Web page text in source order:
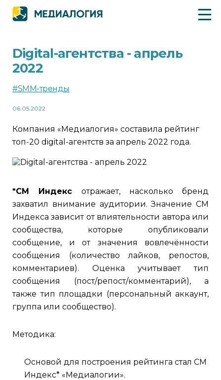
Digital-агентства - апрель
2022
#SMM-тренды
06.05.2022
Компания «Медиалогия» составила рейтинг
топ-20 digital-агентств за апрель 2022 года.
*СМ Индекс отражает, насколько бренд
захватил внимание аудитории. Значение СМ
Индекса зависит от влиятельности автора или
сообщества, которые опубликовали
сообщение, и от значения вовлечённости
сообщения (количество лайков, репостов,
комментариев). Оценка учитывает тип
сообщения (пост/репост/комментарий), а
также тип площадки (персональный аккаунт,
группа или сообщество).
Методика:
Основой для построения рейтинга стал СМ
Индекс* «Медиалогии».